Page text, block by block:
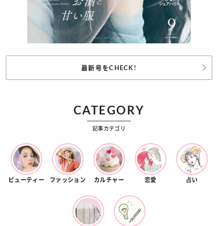
最新号をCHECK!
CATEGORY
記事カテゴリ
ビューティー ファッション カルチャー 恋愛 占い